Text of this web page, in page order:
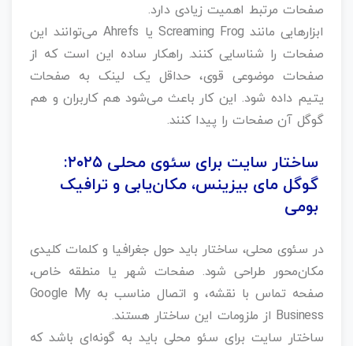
صفحات مرتبط اهمیت زیادی دارد.
ابزارهایی مانند Screaming Frog یا Ahrefs می‌توانند این
صفحات را شناسایی کنند. راهکار ساده این است که از
صفحات موضوعی قوی، حداقل یک لینک به صفحات
یتیم داده شود. این کار باعث می‌شود هم کاربران و هم
گوگل آن صفحات را پیدا کنند.
ساختار سایت برای سئوی محلی ۲۰۲۵:
گوگل مای بیزینس، مکان‌یابی و ترافیک
بومی
در سئوی محلی، ساختار باید حول جغرافیا و کلمات کلیدی
مکان‌محور طراحی شود. صفحات شهر یا منطقه خاص،
صفحه تماس با نقشه، و اتصال مناسب به Google My
Business از ملزومات این ساختار هستند.
ساختار سایت برای سئو محلی باید به گونه‌ای باشد که